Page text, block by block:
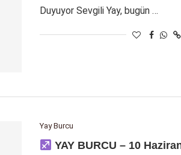
Duyuyor Sevgili Yay, bugün …
Yay Burcu
YAY BURCU – 10